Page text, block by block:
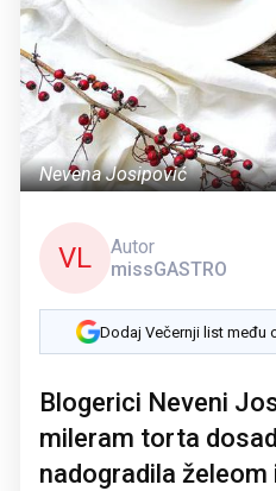
Nevena Josipović
VL
Autor
missGASTRO
Dodaj Večernji list među
Blogerici Neveni
mileram torta
nadogradila